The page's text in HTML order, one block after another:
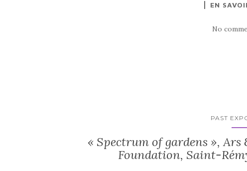
EN
No
PAST
« Spectrum of gardens »,
Foundation, Saint-